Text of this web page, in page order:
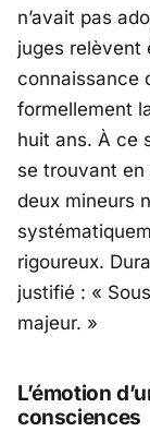
n’avait pas
juges relèvent
connaissance
formellement
huit ans. À ce
se trouvant en
deux mineurs
rigoureux.
justifié : «
majeur. »
L’émotion
consciences